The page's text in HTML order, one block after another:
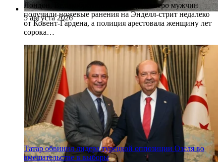
5 августа 2026
Лондон, Великобритания. В среду четверо мужчин
получили ножевые ранения на Энделл-стрит недалеко
от Ковент-Гардена, а полиция арестовала женщину лет
сорока…
Татар обвинил лидера турецкой оппозиции Озеля во
вмешательстве в выборы